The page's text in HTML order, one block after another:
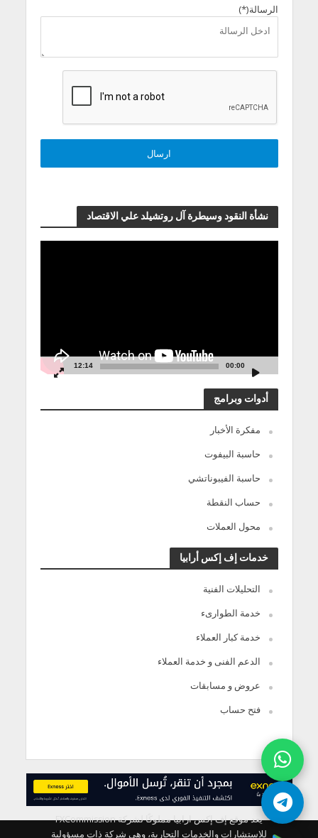
الرسالة(*)
نشأة النقود وسيطرة آل روتشيلد علي الاقتصاد
00:00
12:14
أدوات وبرامج
مفكرة الأخبار
حاسبة البيفوت
حاسبة الفيبوناتشي
حساب النقطة
محول العملات
خدمات إف إكس أرابيا
التحليلات الفنية
خدمة الطوارىء
خدمة كبار العملاء
الدعم الفنى و خدمة العملاء
عروض و مسابقات
فتح حساب
يعد موقع إف إكس ارابيا مملوكًا لشركة FXCommission
للاستشارات والخدمات التجارية، وهي شركة ذات مسؤولية